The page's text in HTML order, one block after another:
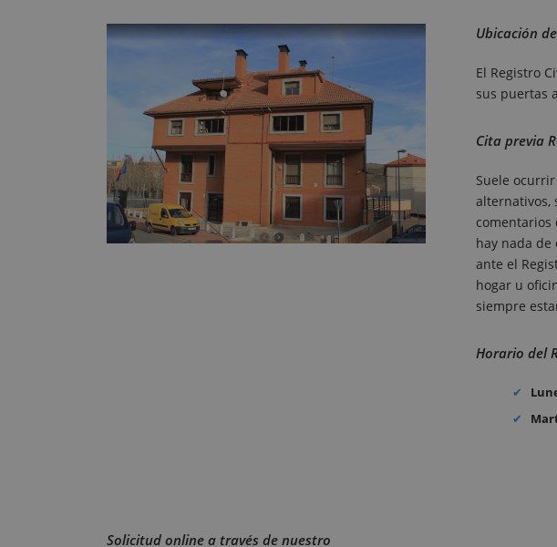
Ubicación
El Registro
sus puertas
Cita previa
Suele
alternativos,
comentarios
hay nada
ante el
hogar u
siempre
Horario del
Solicitud online a través de nuestro